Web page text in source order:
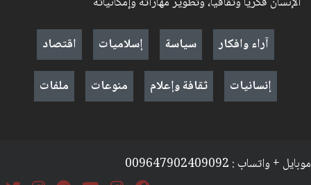
آراء وافكار
سياسة إسلاميات
اقتصاد
إنسانيات
ثقافة وإعلام منوعات ملفات
موبايل + واتساب : 009647902409092